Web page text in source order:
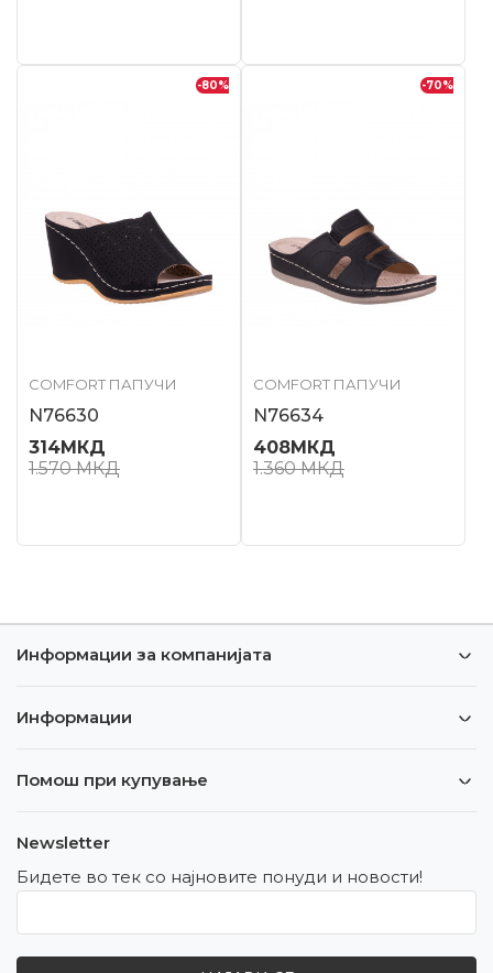
-80%
COMFORT ПАПУЧИ
N76630
314МКД
1.570МКД
-70%
COMFORT ПАПУЧИ
N76634
408МКД
1.360МКД
Информации за компанијата
Информации
Помош при купување
Newsletter
Бидете во тек со најновите понуди и новости!